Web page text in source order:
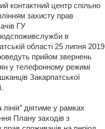
контактний центр спільно
захисту прав
ГУ
в
області 25 липня 2019
прийом звернень
у телефонному режимі
Закарпатської
лінія” діятиме у рамках
Плану заходів з